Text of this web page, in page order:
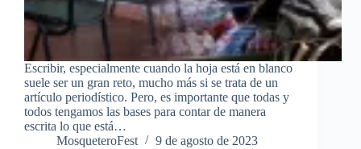
Escribir, especialmente cuando la hoja está en blanco
suele ser un gran reto, mucho más si se trata de un
artículo periodístico. Pero, es importante que todas y
todos tengamos las bases para contar de manera
escrita lo que está…
MosqueteroFest
9 de agosto de 2023